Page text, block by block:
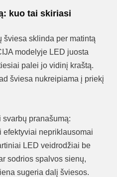
kuo tai skiriasi
šviesa sklinda per matintą
modelyje LED juosta
palei jo vidinį kraštą.
šviesa nukreipiama į priekį
pranašumą:
nepriklausomai
LED veidrodžiai be
sodrios spalvos sienų,
sugeria dalį šviesos.